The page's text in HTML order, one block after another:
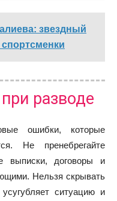
звездный
разводе
ошибки, которые
Не пренебрегайте
выписки, договоры и
Нельзя скрывать
ситуацию и